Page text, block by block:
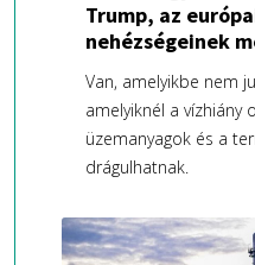
Trump, az
nehézségeinek
Van, amelyikbe nem
amelyiknél a vízhiány
üzemanyagok és a
drágulhatnak.